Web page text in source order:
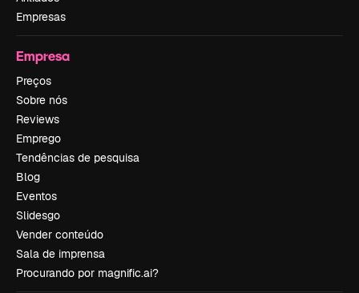
Empresas
Empresa
Preços
Sobre nós
Reviews
Emprego
Tendências de pesquisa
Blog
Eventos
Slidesgo
Vender conteúdo
Sala de imprensa
Procurando por magnific.ai?